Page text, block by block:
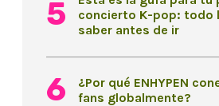
concierto K-pop: todo
saber antes de ir
¿Por qué ENHYPEN
fans globalmente?